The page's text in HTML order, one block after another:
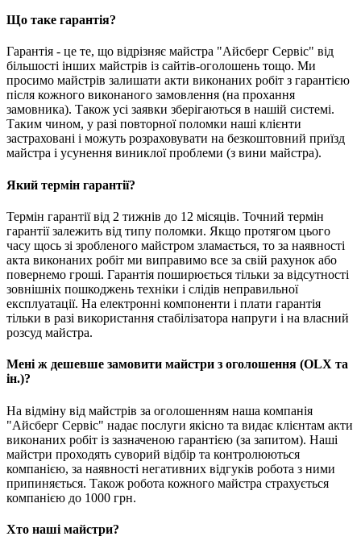
Що таке гарантія?
Гарантія - це те, що відрізняє майстра "Айсберг Сервіс" від
більшості інших майстрів із сайтів-оголошень тощо. Ми
просимо майстрів залишати акти виконаних робіт з гарантією
після кожного виконаного замовлення (на прохання
замовника). Також усі заявки зберігаються в нашій системі.
Таким чином, у разі повторної поломки наші клієнти
застраховані і можуть розраховувати на безкоштовний приїзд
майстра і усунення виниклої проблеми (з вини майстра).
Який термін гарантії?
Термін гарантії від 2 тижнів до 12 місяців. Точний термін
гарантії залежить від типу поломки. Якщо протягом цього
часу щось зі зробленого майстром зламається, то за наявності
акта виконаних робіт ми виправимо все за свій рахунок або
повернемо гроші. Гарантія поширюється тільки за відсутності
зовнішніх пошкоджень техніки і слідів неправильної
експлуатації. На електронні компоненти і плати гарантія
тільки в разі використання стабілізатора напруги і на власний
розсуд майстра.
Мені ж дешевше замовити майстри з оголошення (OLX та
ін.)?
На відміну від майстрів за оголошенням наша компанія
"Айсберг Сервіс" надає послуги якісно та видає клієнтам акти
виконаних робіт із зазначеною гарантією (за запитом). Наші
майстри проходять суворий відбір та контролюються
компанією, за наявності негативних відгуків робота з ними
припиняється. Також робота кожного майстра страхується
компанією до 1000 грн.
Хто наші майстри?